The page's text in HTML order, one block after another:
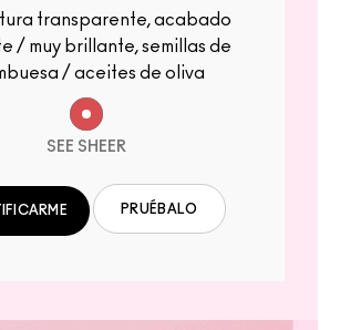
/ muy brillante, semillas de
/ aceites de oliva
SEE SHEER
PRUÉBALO